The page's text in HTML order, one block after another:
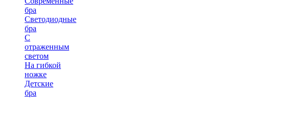
бра
Светодиодные
бра
С
отраженным
светом
На гибкой
ножке
Детские
бра